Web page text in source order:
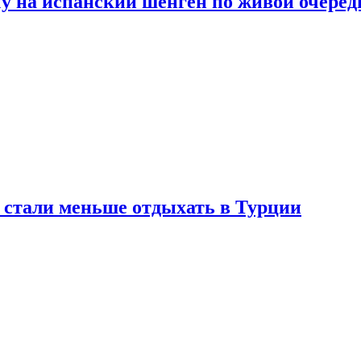
стали меньше отдыхать в Турции